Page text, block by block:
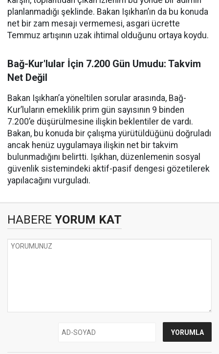
planlanmadığı şeklinde. Bakan Işıkhan’ın da bu konuda
net bir zam mesajı vermemesi, asgari ücrette
Temmuz artışının uzak ihtimal olduğunu ortaya koydu.
Bağ-Kur'lular İçin 7.200 Gün Umudu: Takvim
Net Değil
Bakan Işıkhan’a yöneltilen sorular arasında, Bağ-
Kur’luların emeklilik prim gün sayısının 9 binden
7.200’e düşürülmesine ilişkin beklentiler de vardı.
Bakan, bu konuda bir çalışma yürütüldüğünü doğruladı
ancak henüz uygulamaya ilişkin net bir takvim
bulunmadığını belirtti. Işıkhan, düzenlemenin sosyal
güvenlik sistemindeki aktif-pasif dengesi gözetilerek
yapılacağını vurguladı.
HABERE YORUM KAT